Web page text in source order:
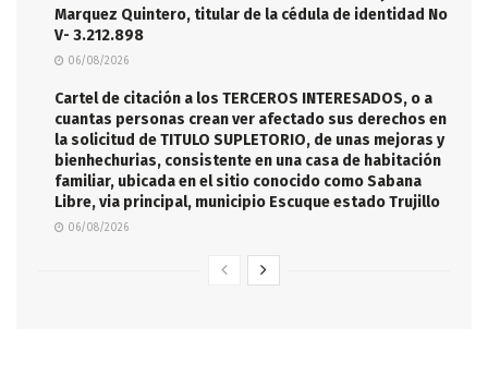
Marquez Quintero, titular de la cédula de identidad No
V- 3.212.898
06/08/2026
Cartel de citación a los TERCEROS INTERESADOS, o a
cuantas personas crean ver afectado sus derechos en
la solicitud de TITULO SUPLETORIO, de unas mejoras y
bienhechurias, consistente en una casa de habitación
familiar, ubicada en el sitio conocido como Sabana
Libre, via principal, municipio Escuque estado Trujillo
06/08/2026